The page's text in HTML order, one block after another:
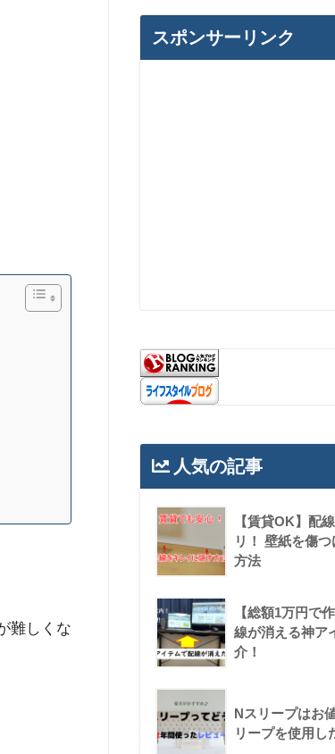
難しくな
スポンサーリンク
人気の記事
【賃貸OK】配
リ！ 壁紙を傷
方法
【総額1万円で
線が消える神ア
介！
Nスリープはお
リープを使用し